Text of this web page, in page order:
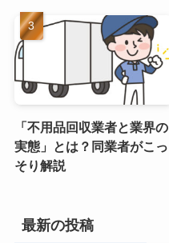
「不用品回収業者と業界の
実態」とは？同業者がこっ
そり解説
最新の投稿